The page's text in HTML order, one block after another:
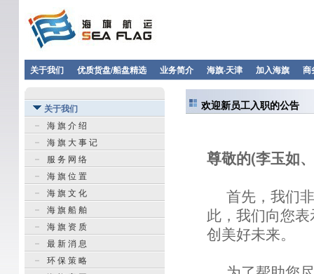
关于我们 优质货盘/船盘精选 业务简介 海旗·天津 加入海旗 商
关于我们
海 旗 介 绍
海 旗 大 事 记
服 务 网 络
海 旗 位 置
海 旗 文 化
海 旗 船 舶
海 旗 资 质
最 新 消 息
环 保 策 略
欢迎新员工入职的公告
尊敬的(李玉如
首先，我们
此，我们向您
创美好未来。